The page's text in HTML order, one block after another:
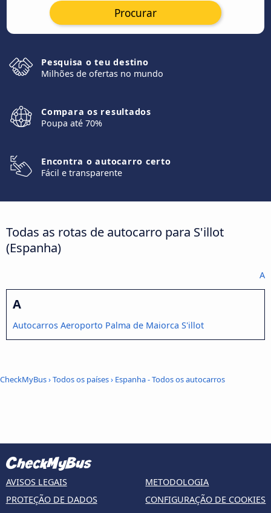
Procurar
Pesquisa o teu destino
Milhões de ofertas no mundo
Compara os resultados
Poupa até 70%
Encontra o autocarro certo
Fácil e transparente
Todas as rotas de autocarro para S'illot
(Espanha)
A
A
Autocarros Aeroporto Palma de Maiorca S'illot
CheckMyBus›Todos os países› Espanha - Todos os autocarros
AVISOS LEGAIS
PROTEÇÃO DE DADOS
METODOLOGIA
CONFIGURAÇÃO DE COOKIES